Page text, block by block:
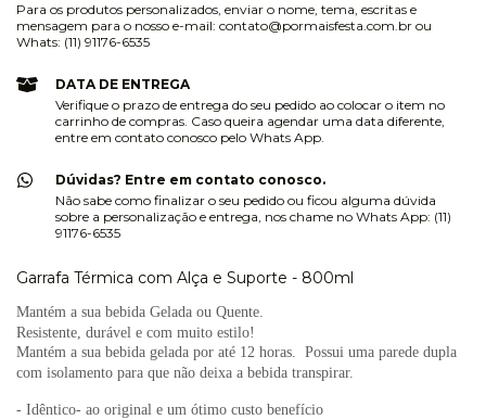
Para os produtos personalizados, enviar o nome, tema, escritas e
mensagem para o nosso e-mail: contato@pormaisfesta.com.br ou
Whats: (11) 91176-6535
DATA DE ENTREGA
Verifique o prazo de entrega do seu pedido ao colocar o item no
carrinho de compras. Caso queira agendar uma data diferente,
entre em contato conosco pelo Whats App.
Dúvidas? Entre em contato conosco.
Não sabe como finalizar o seu pedido ou ficou alguma dúvida
sobre a personalização e entrega, nos chame no Whats App: (11)
91176-6535
Garrafa Térmica com Alça e Suporte - 800ml
Mantém a sua bebida Gelada ou Quente.
Resistente, durável e com muito estilo!
Mantém a sua bebida gelada por até 12 horas. Possui uma parede dupla
com isolamento para que não deixa a bebida transpirar.
- Idêntico- ao original e um ótimo custo benefício